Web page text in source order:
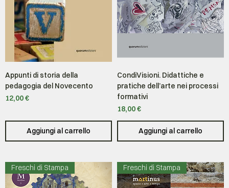
Appunti di storia della
pedagogia del Novecento
Prezzo
12,00 €
Aggiungi al carrello
CondiVisioni. Didattiche e
pratiche dell’arte nei processi
formativi
Prezzo
18,00 €
Aggiungi al carrello
Freschi di Stampa Freschi di Stampa